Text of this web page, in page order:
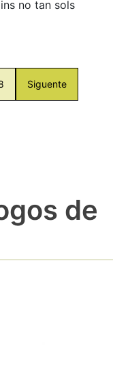
no tan sols
Siguente
de